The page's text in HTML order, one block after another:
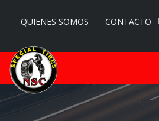
QUIENES SOMOS CONTACTO